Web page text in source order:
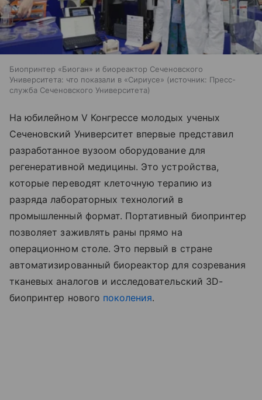
Биопринтер «Биоган» и биореактор Сеченовского
Университета: что показали в «Сириусе»
источник: Пресс-
служба Сеченовского Университета
На юбилейном V Конгрессе молодых ученых
Сеченовский Университет впервые представил
разработанное вузоом оборудование для
регенеративной медицины. Это устройства,
которые переводят клеточную терапию из
разряда лабораторных технологий в
промышленный формат. Портативный биопринтер
позволяет заживлять раны прямо на
операционном столе. Это первый в стране
автоматизированный биореактор для созревания
тканевых аналогов и исследовательский 3D-
биопринтер нового поколения.